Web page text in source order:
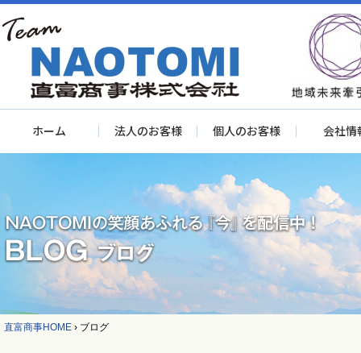
ホーム 法人のお客様 個人のお客様 会社情
直富商事HOME › ブログ